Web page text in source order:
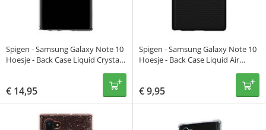
Spigen - Samsung Galaxy Note 10
Hoesje - Back Case Liquid Crystal
€ 14,95
Spigen - Samsung Galaxy Note 10
Hoesje - Back Case Liquid Air
€9,95